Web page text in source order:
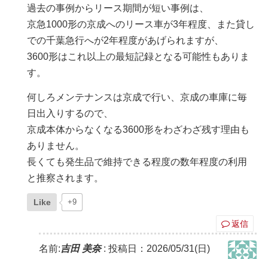
過去の事例からリース期間が短い事例は、
京急1000形の京成へのリース車が3年程度、また貸し
での千葉急行へが2年程度があげられますが、
3600形はこれ以上の最短記録となる可能性もありま
す。
何しろメンテナンスは京成で行い、京成の車庫に毎
日出入りするので、
京成本体からなくなる3600形をわざわざ残す理由も
ありません。
長くても発生品で維持できる程度の数年程度の利用
と推察されます。
Like +9
返信
名前:吉田 美奈: 投稿日：2026/05/31(日)